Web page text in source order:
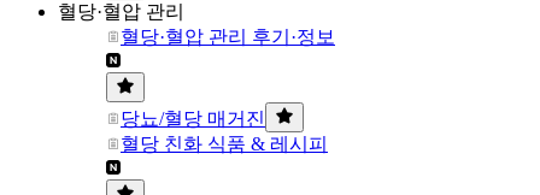
혈당·혈압 관리
혈당·혈압 관리 후기·정보
당뇨/혈당 매거진
혈당 친화 식품 & 레시피